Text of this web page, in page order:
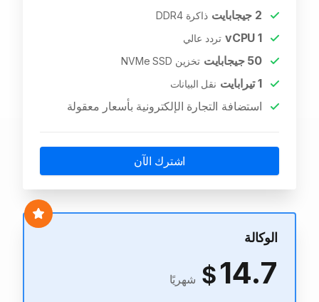
2 جيجابايت ذاكرة DDR4
1
vCPU تردد عالي
50 جيجابايت تخزين NVMe SSD
1تيرابايت نقل البيانات
استضافة التجارة الإلكترونية بأسعار معقولة
اشترك الآن
الوكالة
14.7
$ شهريًا